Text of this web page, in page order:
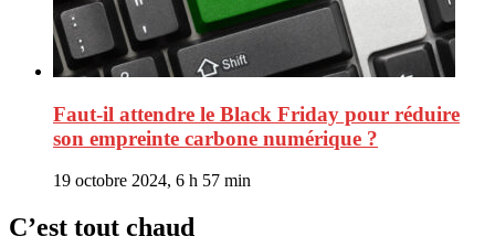
Faut-il attendre le Black Friday pour réduire
son empreinte carbone numérique ?
19 octobre 2024, 6 h 57 min
C’est tout chaud